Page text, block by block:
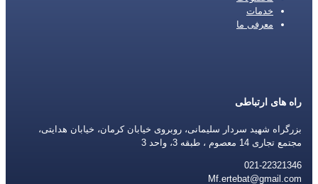
خدمات
معرفی ما
راه های ارتباطی
بزرگراه شهید سردار سلیمانی، روبروی خیابان کرمان، خیابان هدایتی،
مجتمع تجاری 14 معصوم ، طبقه 3، واحد 3
021-22321346
Mf.ertebat@gmail.com